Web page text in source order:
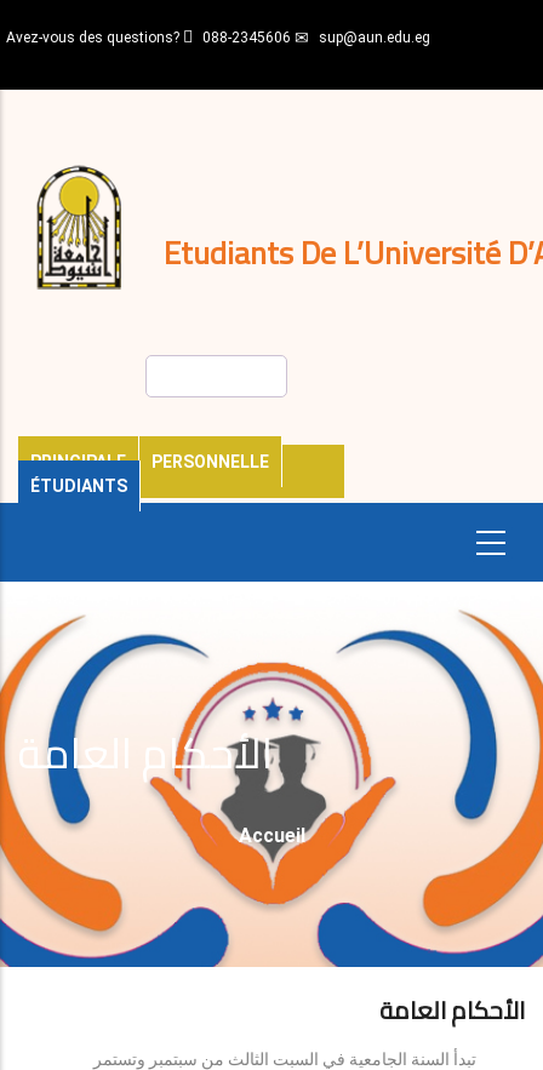
au
principal
Avez-vous des questions? 088-2345606 sup@aun.edu.eg
Etudiants De L’Université
PRINCIPALE
PERSONNELLE
ÉTUDIANTS
décisions
Expatriés
Journal
الأحكام العامة
Fil
D'Ariane
Accueil
الأحكام العامة
تبدأ السنة الجامعية في السبت الثالث من سبتمبر وتستمر